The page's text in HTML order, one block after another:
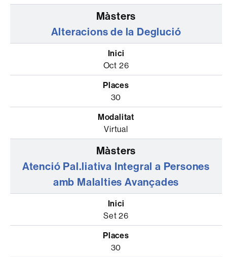
Alteracions de la Deglució
Oct 26
30
Virtual
Atenció Pal.liativa Integral a Persones
amb Malalties Avançades
Set 26
30